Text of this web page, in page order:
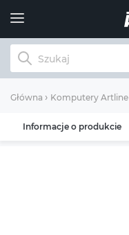
Główna Komputery Artline
Informacje o produkcie